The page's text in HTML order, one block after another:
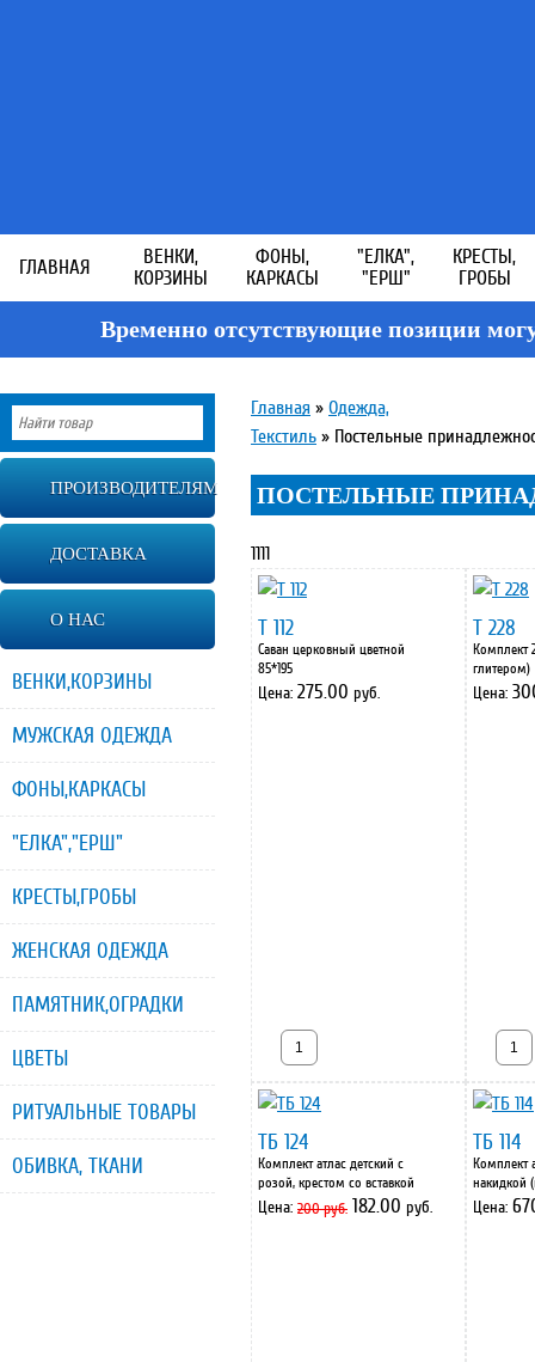
ГЛАВНАЯ
ВЕНКИ,
КОРЗИНЫ
ФОНЫ,
КАРКАСЫ
"ЕЛКА",
"ЕРШ"
КРЕСТЫ,
ГРОБЫ
Временно отсутствующие позиции
ПРОИЗВОДИТЕЛЯМ
ДОСТАВКА
О НАС
ВЕНКИ,КОРЗИНЫ
МУЖСКАЯ ОДЕЖДА
ФОНЫ,КАРКАСЫ
"ЕЛКА","ЕРШ"
КРЕСТЫ,ГРОБЫ
ЖЕНСКАЯ ОДЕЖДА
ПАМЯТНИК,ОГРАДКИ
ЦВЕТЫ
РИТУАЛЬНЫЕ ТОВАРЫ
ОБИВКА, ТКАНИ
Главная » Одежда,
Текстиль » Постельные
ПОСТЕЛЬНЫЕ
1111
Т 112
Саван церковный цветной
85*195
Цена: 275.00 руб.
Т 228
Комплект
глитером)
Цена:
ТБ 124
Комплект атлас детский с
розой, крестом со вставкой
Цена: 200 руб. 182.00 руб.
ТБ 114
Комплект
накидкой
Цена: